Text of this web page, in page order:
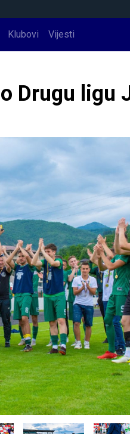
Klubovi Vijesti
Drugu ligu